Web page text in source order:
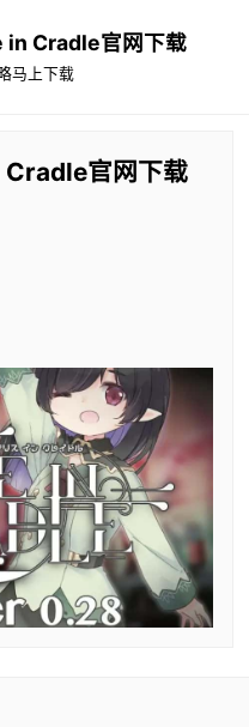
in Cradle官网下载
马上下载
官网下载